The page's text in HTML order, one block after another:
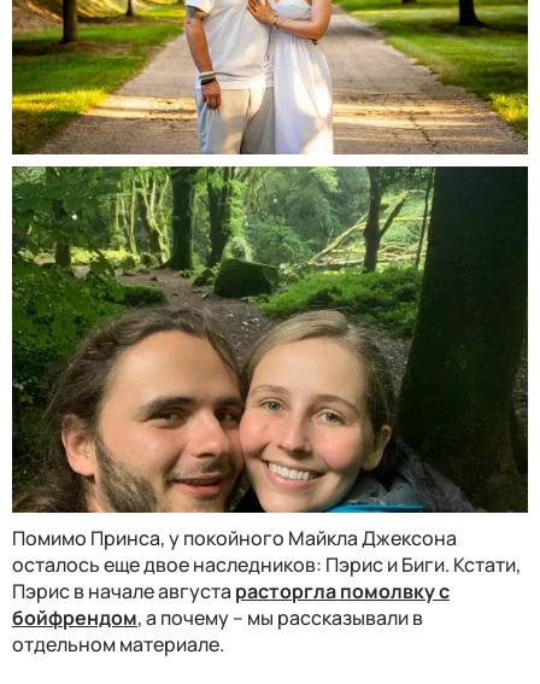
Помимо Принса, у покойного Майкла Джексона
осталось еще двое наследников: Пэрис и Биги. Кстати,
Пэрис в начале августа расторгла помолвку с
бойфрендом, а почему – мы рассказывали в
отдельном материале.